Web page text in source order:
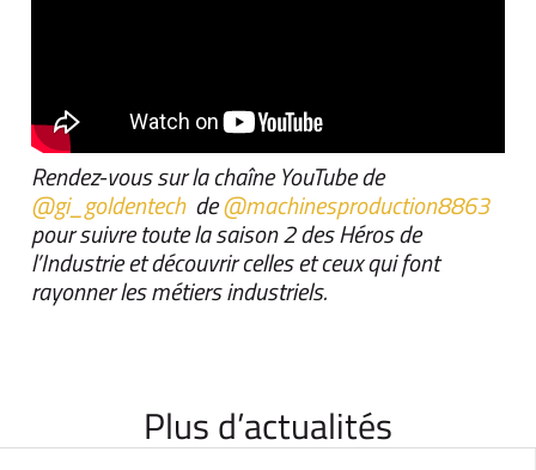
Rendez-vous sur la chaîne YouTube de
‪@gi_goldentech‬de‪@machinesproduction8863‬
pour suivre toute la saison 2 des Héros de
l’Industrie et découvrir celles et ceux qui font
rayonner les métiers industriels.
Plus d’actualités